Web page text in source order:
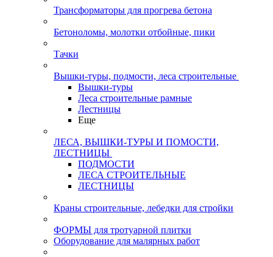
Трансформаторы для прогрева бетона
Бетоноломы, молотки отбойные, пики
Тачки
Вышки-туры, подмости, леса строительные
Вышки-туры
Леса строительные рамные
Лестницы
Еще
ЛЕСА, ВЫШКИ-ТУРЫ И ПОМОСТИ,
ЛЕСТНИЦЫ
ПОДМОСТИ
ЛЕСА СТРОИТЕЛЬНЫЕ
ЛЕСТНИЦЫ
Краны строительные, лебедки для стройки
ФОРМЫ для тротуарной плитки
Оборудование для малярных работ